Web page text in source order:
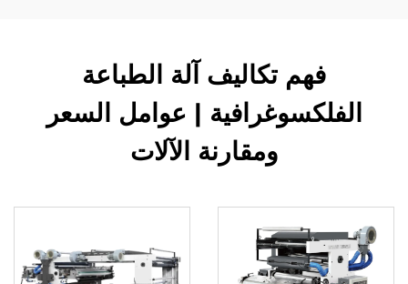
فهم تكاليف آلة الطباعة
الفلكسوغرافية | عوامل السعر
ومقارنة الآلات